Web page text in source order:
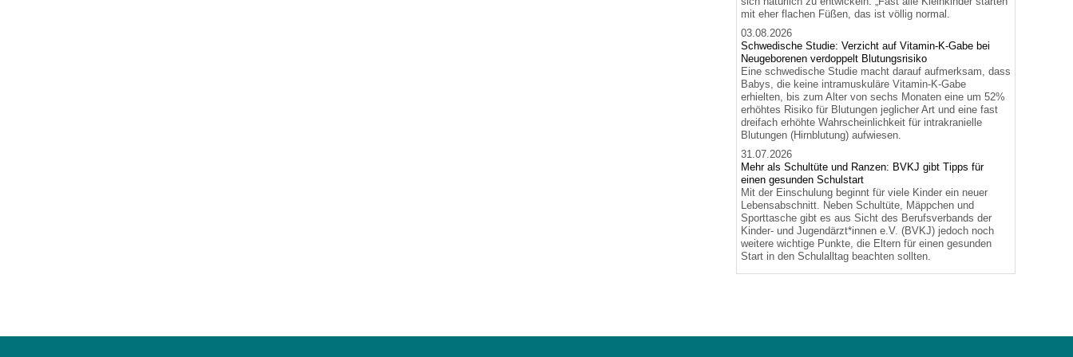
mit eher flachen Füßen, das ist völlig normal.
03.08.2026
Schwedische Studie: Verzicht auf Vitamin-K-Gabe bei
Neugeborenen verdoppelt Blutungsrisiko
Eine schwedische Studie macht darauf aufmerksam, dass
Babys, die keine intramuskuläre Vitamin-K-Gabe
erhielten, bis zum Alter von sechs Monaten eine um 52%
erhöhtes Risiko für Blutungen jeglicher Art und eine fast
dreifach erhöhte Wahrscheinlichkeit für intrakranielle
Blutungen (Hirnblutung) aufwiesen.
31.07.2026
Mehr als Schultüte und Ranzen: BVKJ gibt Tipps für
einen gesunden Schulstart
Mit der Einschulung beginnt für viele Kinder ein neuer
Lebensabschnitt. Neben Schultüte, Mäppchen und
Sporttasche gibt es aus Sicht des Berufsverbands der
Kinder- und Jugendärzt*innen e.V. (BVKJ) jedoch noch
weitere wichtige Punkte, die Eltern für einen gesunden
Start in den Schulalltag beachten sollten.